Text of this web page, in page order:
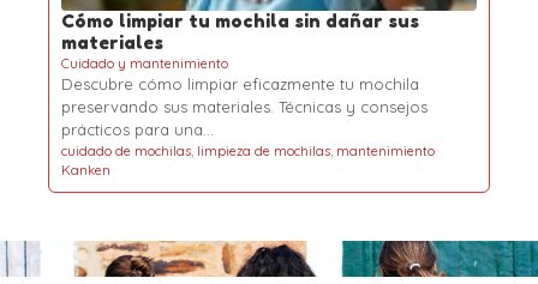
Cómo limpiar tu mochila sin dañar sus
materiales
Cuidado y mantenimiento
Descubre cómo limpiar eficazmente tu mochila
preservando sus materiales. Técnicas y consejos
prácticos para una…
cuidado de mochilas, limpieza de mochilas, mantenimiento
Kanken